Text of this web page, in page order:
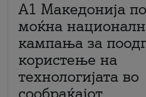
A1 Македонија
моќна
кампања за
користење на
технологијата во
сообраќајот